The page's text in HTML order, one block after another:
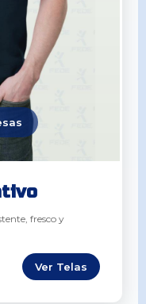
fresco y
Ver Telas